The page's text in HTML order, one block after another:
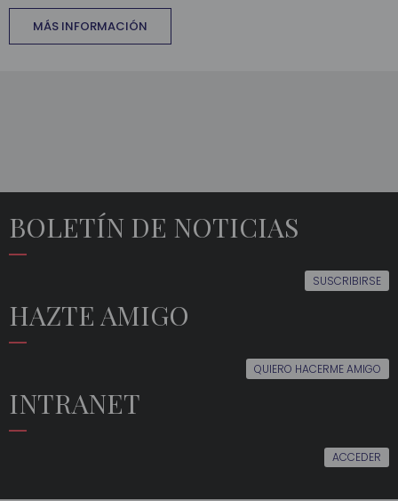
MÁS INFORMACIÓN
BOLETÍN DE NOTICIAS
SUSCRIBIRSE
HAZTE AMIGO
QUIERO HACERME AMIGO
INTRANET
ACCEDER